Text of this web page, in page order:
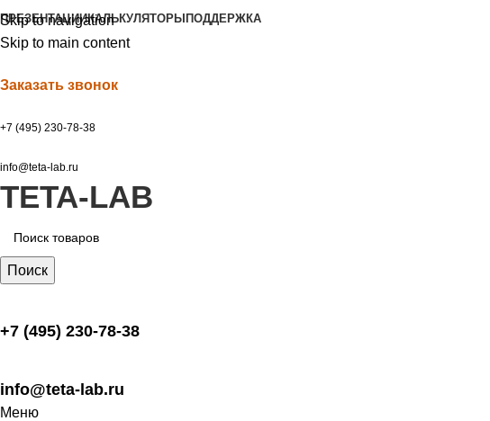
Skip to navigation
Skip to main content
ПРЕЗЕНТАЦИИКАЛЬКУЛЯТОРЫ ПОДДЕРЖКА
Заказать звонок
+7 (495) 230-78-38
info@teta-lab.ru
TETA-LAB
Поиск
+7 (495) 230-78-38
info@teta-lab.ru
Меню